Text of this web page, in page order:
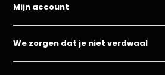
Mijn account
We zorgen dat je niet verdwaal